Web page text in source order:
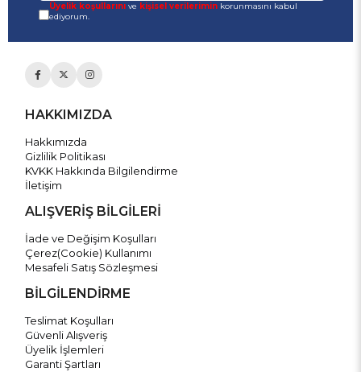
Üyelik koşullarınıve kişisel verileriminkorunmasını kabul
ediyorum.
HAKKIMIZDA
Hakkımızda
Gizlilik Politikası
KVKK Hakkında Bilgilendirme
İletişim
ALIŞVERİŞ BİLGİLERİ
İade ve Değişim Koşulları
Çerez(Cookie) Kullanımı
Mesafeli Satış Sözleşmesi
BİLGİLENDİRME
Teslimat Koşulları
Güvenli Alışveriş
Üyelik İşlemleri
Garanti Şartları